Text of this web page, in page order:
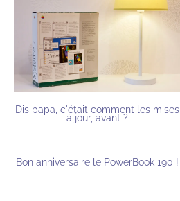
Dis papa, c'était comment les mises
à jour, avant ?
Bon anniversaire le PowerBook 190 !